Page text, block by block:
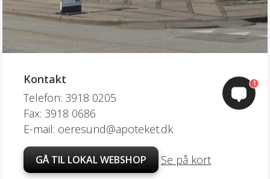
Kontakt
Telefon: 3918 0205
Fax: 3918 0686
E-mail: oeresund@apoteket.dk
GÅ TIL LOKAL WEBSHOP Se på kort
1